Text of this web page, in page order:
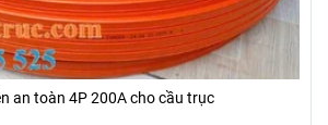
an toàn 4P 200A cho cầu trục